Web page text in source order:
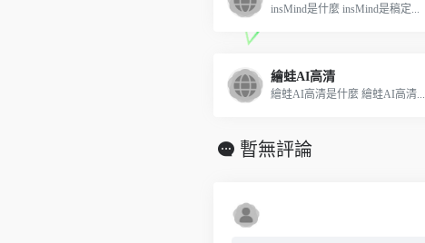
insMind是什麼 insMind是稿定...
繪蛙AI高清
繪蛙AI高清是什麼 繪蛙AI高清...
暫無評論